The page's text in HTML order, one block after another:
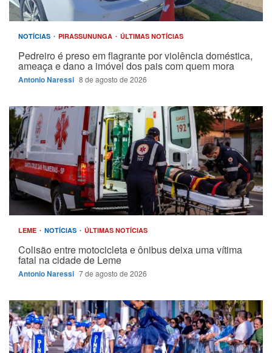
NOTÍCIAS PIRASSUNUNGA ÚLTIMAS NOTÍCIAS
Pedreiro é preso em flagrante por violência doméstica,
ameaça e dano a imóvel dos pais com quem mora
Antonio Naressi 8 de agosto de 2026
LEME NOTÍCIAS ÚLTIMAS NOTÍCIAS
Colisão entre motocicleta e ônibus deixa uma vítima
fatal na cidade de Leme
Antonio Naressi 7 de agosto de 2026